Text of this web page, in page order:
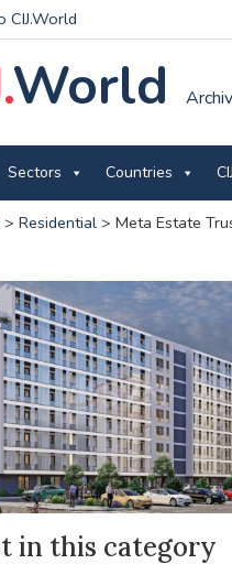
CIJ.World
World
Sectors Countries
> Residential> Meta Estate
in this category